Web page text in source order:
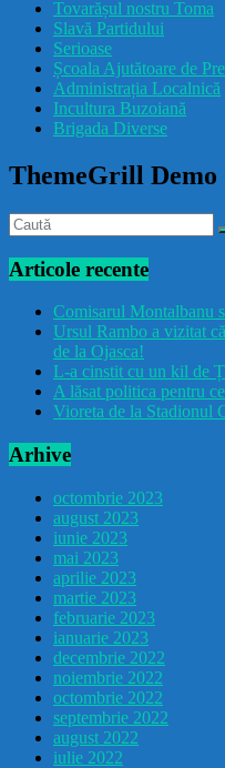
drăcușorulbuzoian
Tovarășul nostru Toma
Slavă Partidului
Serioase
Școala Ajutătoare de
Administrația Localnică
Incultura Buzoiană
Brigada Diverse
ThemeGrill Demo
Articole recente
Comisarul Montalbanu
Ursul Rambo a vizitat
de la Ojasca!
L-a cinstit cu un kil de
A lăsat politica pentru
Vioreta de la Stadionul
Arhive
octombrie 2023
august 2023
iunie 2023
mai 2023
aprilie 2023
martie 2023
februarie 2023
ianuarie 2023
decembrie 2022
noiembrie 2022
octombrie 2022
septembrie 2022
august 2022
iulie 2022